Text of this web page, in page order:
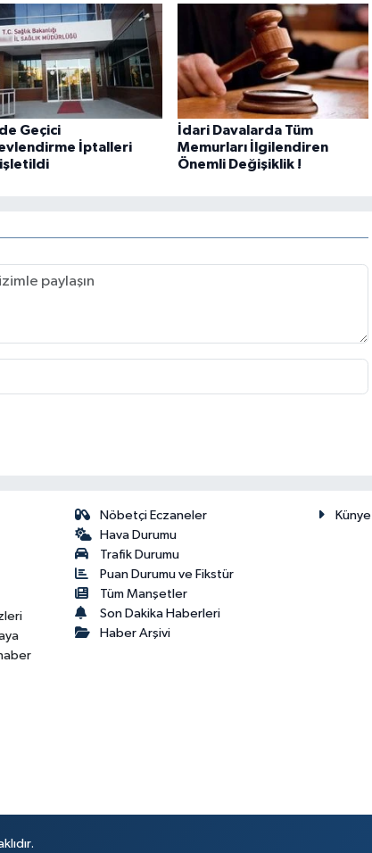
Geçici
İptalleri
İdari Davalarda Tüm
Memurları İlgilendiren
Önemli Değişiklik !
Nöbetçi Eczaneler
Hava Durumu
Trafik Durumu
Puan Durumu ve Fikstür
Tüm Manşetler
Son Dakika Haberleri
Haber Arşivi
Künye